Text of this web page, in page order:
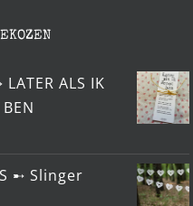
ALS IK
➸ Slinger